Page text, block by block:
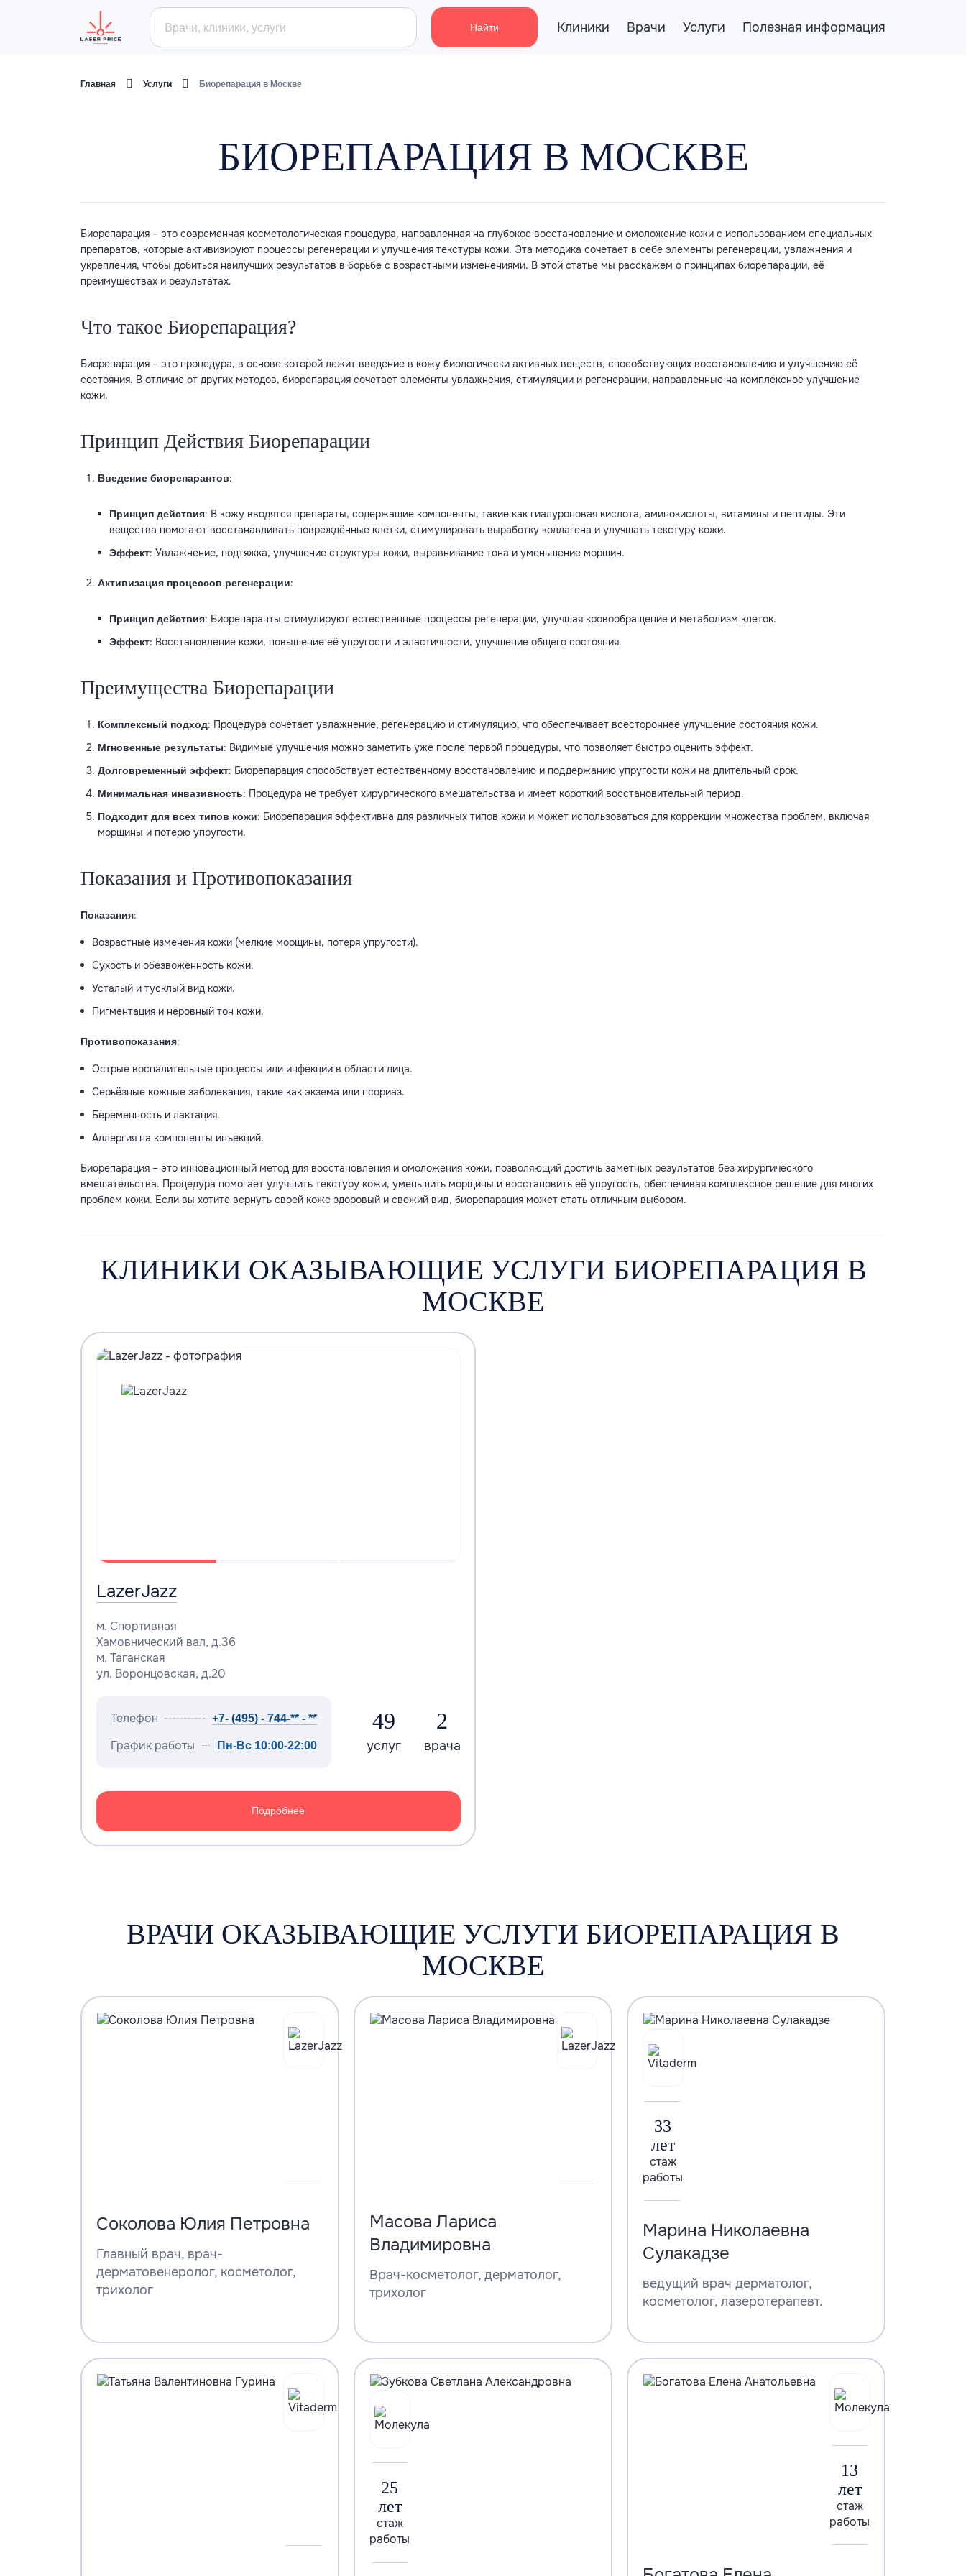
Найти Клиники Врачи Услуги Полезная информация
Главная Услуги Биорепарация в Москве
БИОРЕПАРАЦИЯ В МОСКВЕ
Биорепарация – это современная косметологическая процедура, направленная на глубокое восстановление и омоложение кожи с использованием специальных
препаратов, которые активизируют процессы регенерации и улучшения текстуры кожи. Эта методика сочетает в себе элементы регенерации, увлажнения и
укрепления, чтобы добиться наилучших результатов в борьбе с возрастными изменениями. В этой статье мы расскажем о принципах биорепарации, её
преимуществах и результатах.
Что такое Биорепарация?
Биорепарация – это процедура, в основе которой лежит введение в кожу биологически активных веществ, способствующих восстановлению и улучшению её
состояния. В отличие от других методов, биорепарация сочетает элементы увлажнения, стимуляции и регенерации, направленные на комплексное улучшение
кожи.
Принцип Действия Биорепарации
Введение биорепарантов:
Принцип действия: В кожу вводятся препараты, содержащие компоненты, такие как гиалуроновая кислота, аминокислоты, витамины и пептиды. Эти
вещества помогают восстанавливать повреждённые клетки, стимулировать выработку коллагена и улучшать текстуру кожи.
Эффект: Увлажнение, подтяжка, улучшение структуры кожи, выравнивание тона и уменьшение морщин.
Активизация процессов регенерации:
Принцип действия: Биорепаранты стимулируют естественные процессы регенерации, улучшая кровообращение и метаболизм клеток.
Эффект: Восстановление кожи, повышение её упругости и эластичности, улучшение общего состояния.
Преимущества Биорепарации
Комплексный подход: Процедура сочетает увлажнение, регенерацию и стимуляцию, что обеспечивает всестороннее улучшение состояния кожи.
Мгновенные результаты: Видимые улучшения можно заметить уже после первой процедуры, что позволяет быстро оценить эффект.
Долговременный эффект: Биорепарация способствует естественному восстановлению и поддержанию упругости кожи на длительный срок.
Минимальная инвазивность: Процедура не требует хирургического вмешательства и имеет короткий восстановительный период.
Подходит для всех типов кожи: Биорепарация эффективна для различных типов кожи и может использоваться для коррекции множества проблем, включая
морщины и потерю упругости.
Показания и Противопоказания
Показания:
Возрастные изменения кожи (мелкие морщины, потеря упругости).
Сухость и обезвоженность кожи.
Усталый и тусклый вид кожи.
Пигментация и неровный тон кожи.
Противопоказания:
Острые воспалительные процессы или инфекции в области лица.
Серьёзные кожные заболевания, такие как экзема или псориаз.
Беременность и лактация.
Аллергия на компоненты инъекций.
Биорепарация – это инновационный метод для восстановления и омоложения кожи, позволяющий достичь заметных результатов без хирургического
вмешательства. Процедура помогает улучшить текстуру кожи, уменьшить морщины и восстановить её упругость, обеспечивая комплексное решение для многих
проблем кожи. Если вы хотите вернуть своей коже здоровый и свежий вид, биорепарация может стать отличным выбором.
КЛИНИКИ ОКАЗЫВАЮЩИЕ УСЛУГИ БИОРЕПАРАЦИЯ В
МОСКВЕ
LazerJazz
м. Спортивная
Хамовнический вал, д.36
м. Таганская
ул. Воронцовская, д.20
Телефон +7- (495) - 744-** - **
График работы Пн-Вс 10:00-22:00
49
услуг
2
врача
Подробнее
ВРАЧИ ОКАЗЫВАЮЩИЕ УСЛУГИ БИОРЕПАРАЦИЯ В
МОСКВЕ
Соколова Юлия Петровна
Главный врач, врач-
дерматовенеролог, косметолог,
трихолог
Масова Лариса
Владимировна
Врач-косметолог, дерматолог,
трихолог
33
лет
стаж
работы
Марина Николаевна
Сулакадзе
ведущий врач дерматолог,
косметолог, лазеротерапевт.
25
лет
стаж
работы
13
лет
стаж
работы